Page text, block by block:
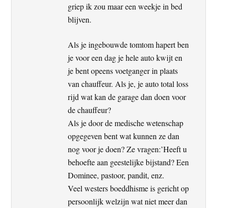
griep ik zou maar een weekje in bed
blijven.
Als je ingebouwde tomtom hapert ben
je voor een dag je hele auto kwijt en
je bent opeens voetganger in plaats
van chauffeur. Als je, je auto total loss
rijd wat kan de garage dan doen voor
de chauffeur?
Als je door de medische wetenschap
opgegeven bent wat kunnen ze dan
nog voor je doen? Ze vragen:’Heeft u
behoefte aan geestelijke bijstand? Een
Dominee, pastoor, pandit, enz.
Veel westers boeddhisme is gericht op
persoonlijk welzijn wat niet meer dan